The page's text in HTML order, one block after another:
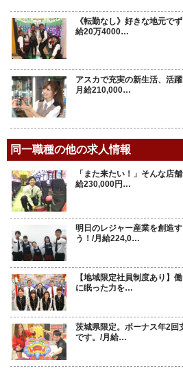
《転勤なし》好きな地元で
給20万4000…
アスカで充実の新生活、活
月給210,000…
同一職種の他の求人情報
「また来たい！」そんな店
給230,000円…
明日のレジャー産業を創造
う！/月給224,0…
【地域限定社員制度あり】
に眠った力を…
茨城県限定。ボーナス年2回
です。/月給…